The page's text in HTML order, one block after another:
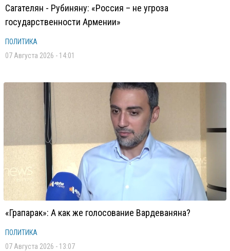
Сагателян - Рубиняну: «Россия – не угроза
государственности Армении»
ПОЛИТИКА
07 Августа 2026 - 14:01
«Грапарак»: А как же голосование Вардеваняна?
ПОЛИТИКА
07 Августа 2026 - 13:07